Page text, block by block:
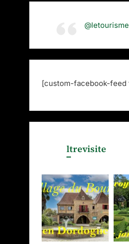
[custom-facebook-feed
ltrevisite